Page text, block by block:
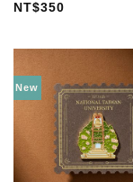
NT$350
New